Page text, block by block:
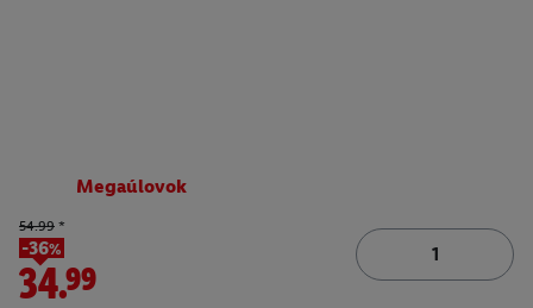
Megaúlovok
54.99 *
-36%
34.99